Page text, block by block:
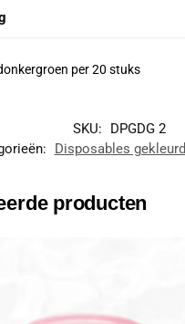
per 20 stuks
SKU:
DPGDG 2
Disposables gekleurd
producten